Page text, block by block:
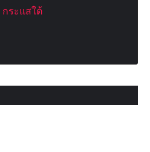
กระแสใต้